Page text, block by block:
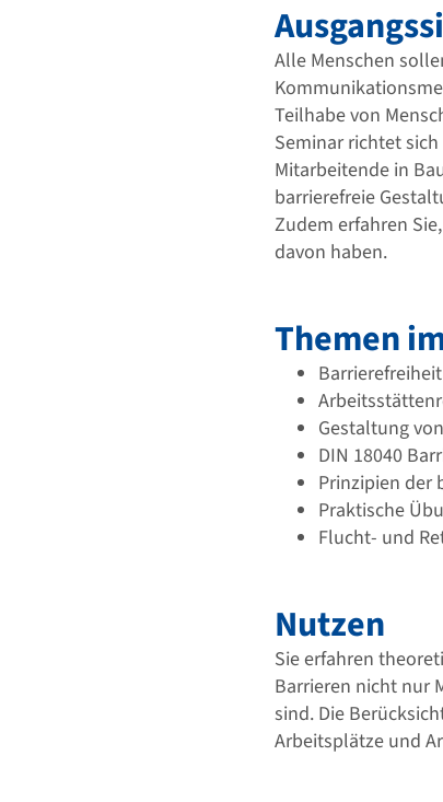
Alle Menschen
Teilhabe von
Seminar richtet
Mitarbeitende in
barrierefreie
Zudem erfahren
davon haben.
Themen
Gestaltung
DIN 18040
Prinzipien der
Praktische
Flucht- und
Nutzen
Sie erfahren
Barrieren nicht nur
sind. Die
Arbeitsplätze und